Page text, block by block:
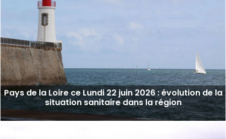
Pays de la Loire ce Lundi 22 juin 2026 : évolution de la
situation sanitaire dans la région